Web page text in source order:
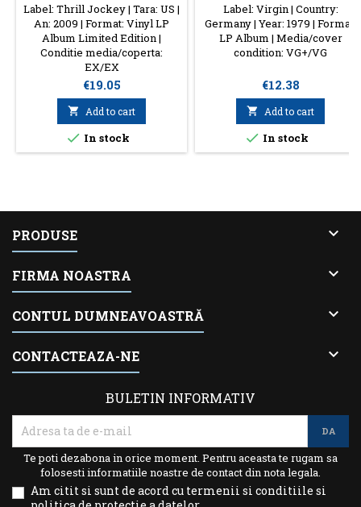
Label: Thrill Jockey | Tara: US |
An: 2009 | Format: Vinyl LP
Album Limited Edition |
Conditie media/coperta:
EX/EX
Price
€19.05
 Add to cart
 In stock
Label: Virgin | Country:
Germany | Year: 1979 | Format:
LP Album | Media/cover
condition: VG+/VG
Price
€12.38
 Add to cart
 In stock
PRODUSE 
FIRMA NOASTRA 
CONTUL DUMNEAVOASTRĂ 
CONTACTEAZA-NE 
BULETIN INFORMATIV
Te poti dezabona in orice moment. Pentru aceasta te rugam sa
folosesti informatiile noastre de contact din nota legala.
Am citit si sunt de acord cu termenii si conditiile si